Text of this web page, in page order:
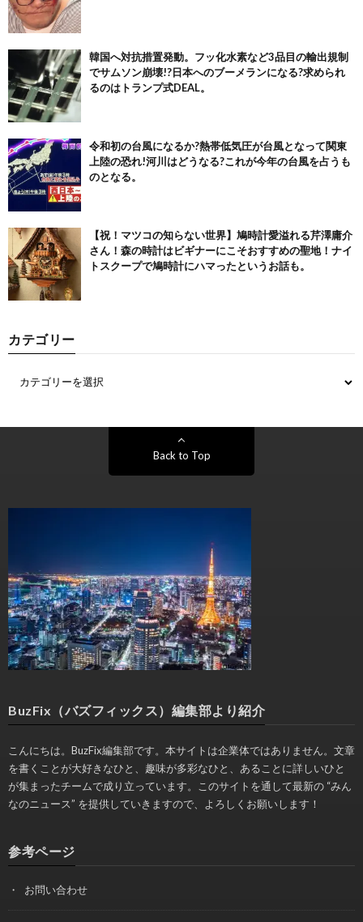
韓国へ対抗措置発動。フッ化水素など3品目の輸出規制
でサムソン崩壊!?日本へのブーメランになる?求められ
るのはトランプ式DEAL。
令和初の台風になるか?熱帯低気圧が台風となって関東
上陸の恐れ!河川はどうなる?これが今年の台風を占うも
のとなる。
【祝！マツコの知らない世界】鳩時計愛溢れる芹澤庸介
さん！森の時計はビギナーにこそおすすめの聖地！ナイ
トスクープで鳩時計にハマったというお話も。
カテゴリー
Back to Top
BuzFix（バズフィックス）編集部より紹介
こんにちは。BuzFix編集部です。本サイトは企業体ではありません。文章
を書くことが大好きなひと、趣味が多彩なひと、あることに詳しいひと
が集まったチームで成り立っています。このサイトを通して最新の “みん
なのニュース” を提供していきますので、よろしくお願いします！
参考ページ
お問い合わせ